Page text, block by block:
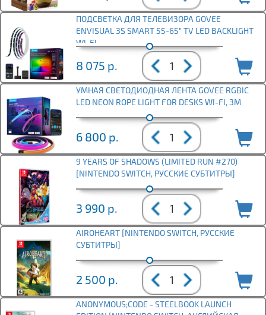
ПОДСВЕТКА ДЛЯ ТЕЛЕВИЗОРА GOVEE
ENVISUAL 3S SMART 55-65" TV LED BACKLIGHT
WI-FI
8 075 р.
УМНАЯ СВЕТОДИОДНАЯ ЛЕНТА GOVEE RGBIC
LED NEON ROPE LIGHT FOR DESKS WI-FI, 3M
6 800 р.
9 YEARS OF SHADOWS (LIMITED RUN #270)
[NINTENDO SWITCH, РУССКИЕ СУБТИТРЫ]
3 990 р.
AIROHEART [NINTENDO SWITCH, РУССКИЕ
СУБТИТРЫ]
2 500 р.
ANONYMOUS;CODE - STEELBOOK LAUNCH